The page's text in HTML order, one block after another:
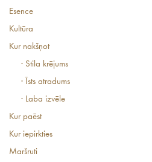
Esence
Kultūra
Kur nakšņot
· Stila krējums
· Īsts atradums
· Laba izvēle
Kur paēst
Kur iepirkties
Maršruti